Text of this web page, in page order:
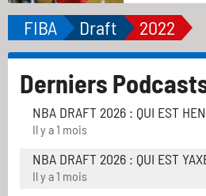
FIBA Draft 2022
Derniers
NBA DRAFT 2026 : QUI EST
Il y a 1 mois
NBA DRAFT 2026 : QUI EST
Il y a 1 mois